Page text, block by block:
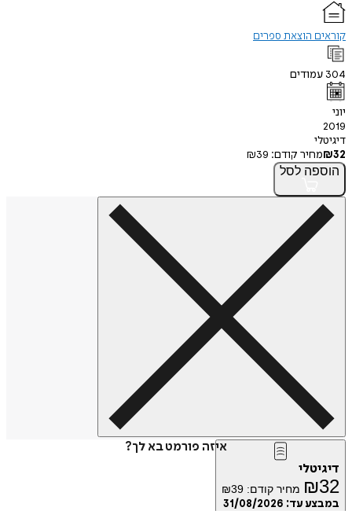
קוראים הוצאת ספרים
304 עמודים
יוני
2019
דיגיטלי
₪32 מחיר קודם: ₪39
הוספה לסל
איזה פורמט בא לך?
דיגיטלי
₪32 מחיר קודם: ₪39
במבצע עד: 31/08/2026